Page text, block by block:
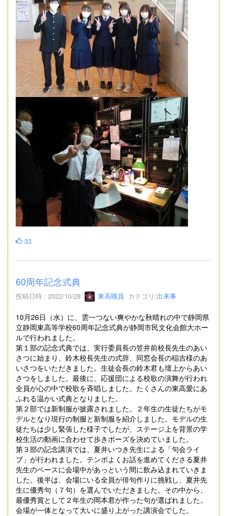
33
60周年記念式典
投稿日時 : 2022/10/28 東高職員 カテゴリ:出来事
10月26日（水）に、雲一つない爽やかな秋晴れの中で静岡県
立静岡東高等学校60周年記念式典が静岡市民文化会館大ホー
ルで行われました。
第１部の記念式典では、実行委員長の笠井前校長先生のあい
さつに始まり、鈴木校長先生の式辞、同窓会長の稲吉様のあ
いさつをいただきました。生徒会長の鈴木君も壇上からあい
さつをしました。最後に、応援団による校歌の演舞が行われ
全員が心の中で校歌を斉唱しました。たくさんの東高愛にあ
ふれる温かい式典となりました。
第２部では新制服が披露されました。２年生の生徒たちがモ
デルとなり現行の制服と新制服を紹介しました。モデルの生
徒たちは少し緊張した様子でしたが、ステージ上を背景の学
校生活の動画に合わせて歩きポーズを決めていました。
第３部の記念講演では、夏井いつき先生による「句会ライ
ブ」が行われました。テンポよくお話を進めてくださる夏井
先生のペースに会場中があっという間に飲み込まれていきま
した。後半は、会場にいる全員が俳句作りに挑戦し、夏井先
生に優秀句（７句）を選んでいただきました。その中から、
最優秀賞として２年生の岡本君が作った句が選ばれました。
会場が一体となって大いに盛り上がった講演会でした。